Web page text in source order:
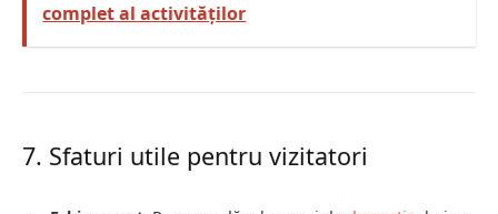
complet al activităților
7. Sfaturi utile pentru vizitatori